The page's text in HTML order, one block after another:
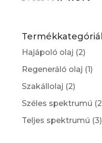
24
960 Ft.
17
Hajápoló olaj (2)
Regeneráló olaj (1)
Szakállolaj (2)
Széles spektrumú
Teljes spektrumú (3)